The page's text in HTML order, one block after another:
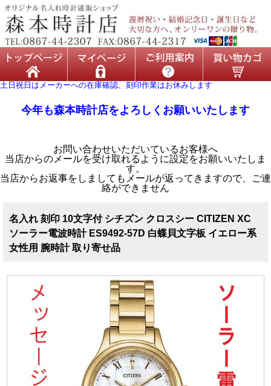
土日祝日はメーカーへの在庫確認、刻印作業はお休みします
今年も森本時計店をよろしくお願いいたします
お問い合わせいただいているお客様へ
当店からのメールを受け取れるように設定をお願いいたしま
す。
当店からお返事をしましてもメールが返ってきますので、ご連
絡ができません
名入れ 刻印 10文字付 シチズン クロスシー CITIZEN XC
ソーラー電波時計 ES9492-57D 白蝶貝文字板 イエロー系
女性用 腕時計 取り寄せ品